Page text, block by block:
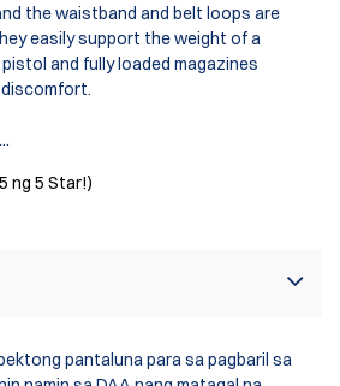
the waistband and belt loops are
easily support the weight of a
and fully loaded magazines
ng 5 Star!)
pantaluna para sa pagbaril sa